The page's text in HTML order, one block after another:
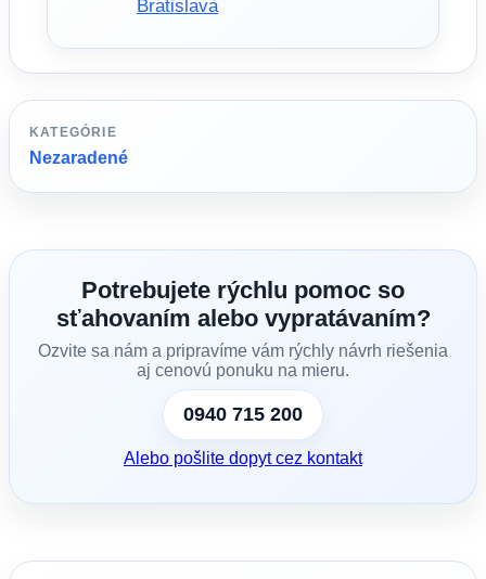
Bratislava
KATEGÓRIE
Nezaradené
Potrebujete rýchlu pomoc so
sťahovaním alebo vypratávaním?
Ozvite sa nám a pripravíme vám rýchly návrh riešenia
aj cenovú ponuku na mieru.
0940 715 200
Alebo pošlite dopyt cez kontakt